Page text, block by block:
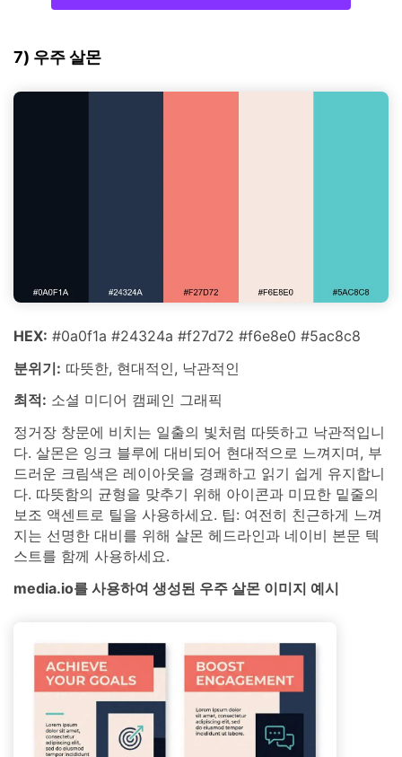
7) 우주 살몬
HEX: #0a0f1a #24324a #f27d72 #f6e8e0 #5ac8c8
분위기: 따뜻한, 현대적인, 낙관적인
최적: 소셜 미디어 캠페인 그래픽
정거장 창문에 비치는 일출의 빛처럼 따뜻하고 낙관적입니
다. 살몬은 잉크 블루에 대비되어 현대적으로 느껴지며, 부
드러운 크림색은 레이아웃을 경쾌하고 읽기 쉽게 유지합니
다. 따뜻함의 균형을 맞추기 위해 아이콘과 미묘한 밑줄의
보조 액센트로 틸을 사용하세요. 팁: 여전히 친근하게 느껴
지는 선명한 대비를 위해 살몬 헤드라인과 네이비 본문 텍
스트를 함께 사용하세요.
media.io를 사용하여 생성된 우주 살몬 이미지 예시